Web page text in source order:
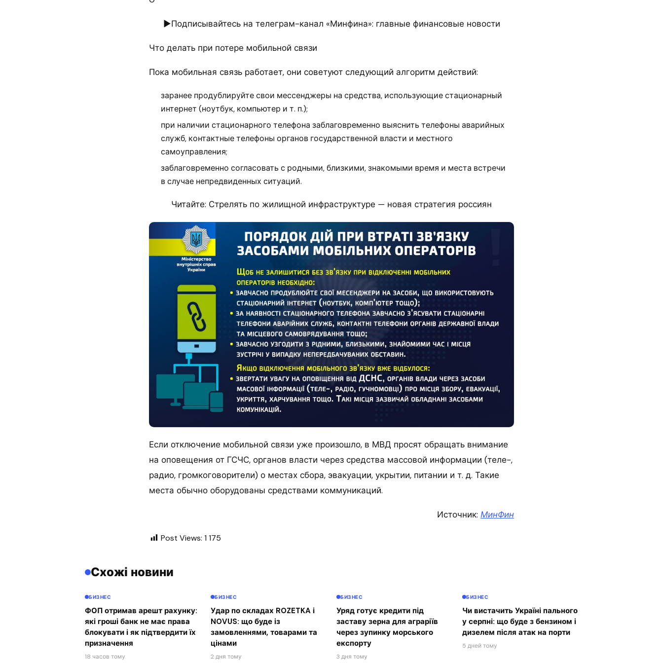
►Подписывайтесь на телеграм-канал «Минфина»: главные финансовые новости
Что делать при потере мобильной связи
Пока мобильная связь работает, они советуют следующий алгоритм действий:
заранее продублируйте свои мессенджеры на средства, использующие стационарный
интернет (ноутбук, компьютер и т. п.);
при наличии стационарного телефона заблаговременно выяснить телефоны аварийных
служб, контактные телефоны органов государственной власти и местного
самоуправления;
заблаговременно согласовать с родными, близкими, знакомыми время и места встречи
в случае непредвиденных ситуаций.
Читайте: Стрелять по жилищной инфраструктуре — новая стратегия россиян
Если отключение мобильной связи уже произошло, в МВД просят обращать внимание
на оповещения от ГСЧС, органов власти через средства массовой информации (теле-,
радио, громкоговорители) о местах сбора, эвакуации, укрытии, питании и т. д. Такие
места обычно оборудованы средствами коммуникаций.
Источник: МинФин
Post Views: 1 175
Схожі новини
БИЗНЕС
ФОП отримав арешт рахунку:
які гроші банк не має права
блокувати і як підтвердити їх
призначення
18 часов тому
БИЗНЕС
Удар по складах ROZETKA і
NOVUS: що буде із
замовленнями, товарами та
цінами
2 дня тому
БИЗНЕС
Уряд готує кредити під
заставу зерна для аграріїв
через зупинку морського
експорту
3 дня тому
БИЗНЕС
Чи вистачить Україні пального
у серпні: що буде з бензином і
дизелем після атак на порти
5 дней тому